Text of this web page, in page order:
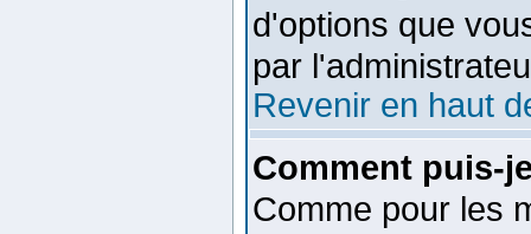
d'options que
par
Revenir en haut
Comment puis-
Comme pour les